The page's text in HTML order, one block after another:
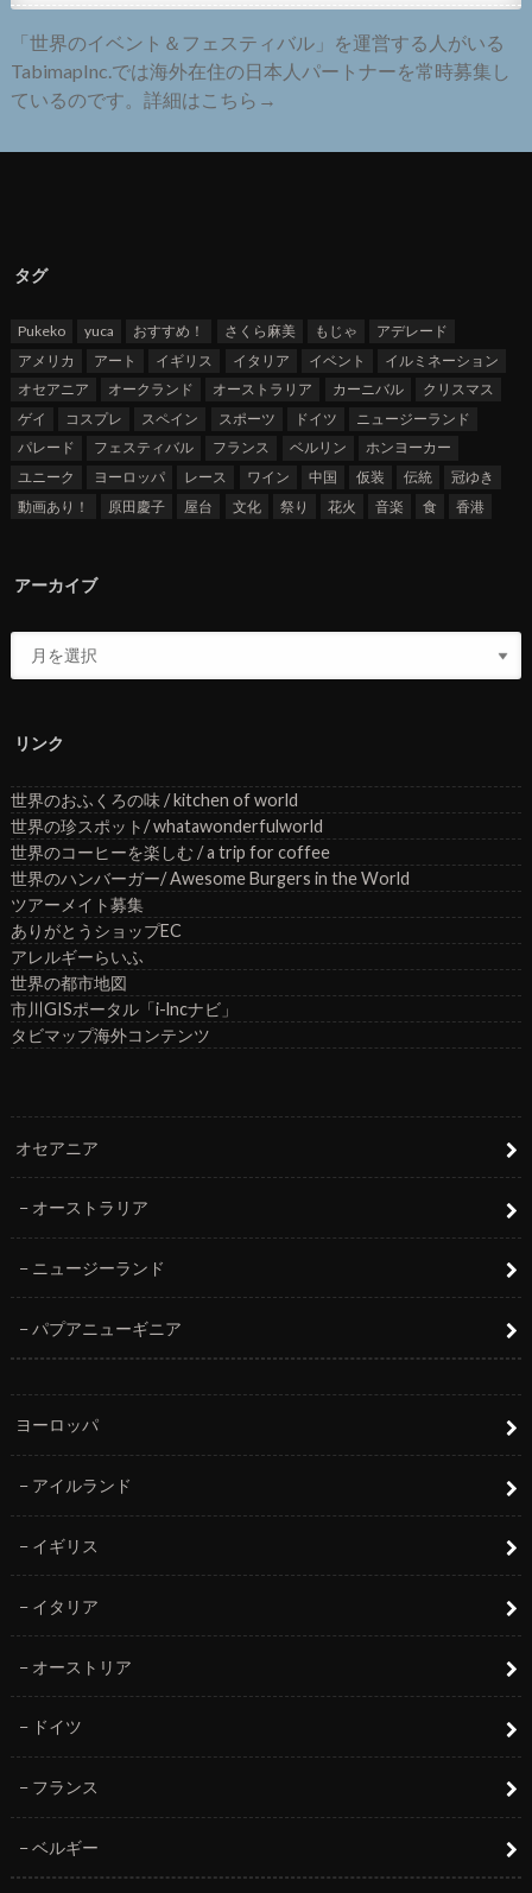
「世界のイベント＆フェスティバル」を運営する人がいる
TabimapInc.では海外在住の日本人パートナーを常時募集し
ているのです。詳細はこちら→
タグ
Pukeko yuca おすすめ！ さくら麻美 もじゃ
アデレード
アメリカ
アート イギリス イタリア イベント
イルミネーション
オセアニア
オークランド オーストラリア カーニバル
クリスマス
ゲイ
コスプレ スペイン スポーツ ドイツ
ニュージーランド
パレード
フェスティバル フランス ベルリン
ホンヨーカー
ユニーク
ヨーロッパ レース ワイン 中国 仮装 伝統
冠ゆき
動画あり！
原田慶子 屋台 文化 祭り 花火 音楽 食 香港
アーカイブ
リンク
世界のおふくろの味 / kitchen of world
世界の珍スポット/ whatawonderfulworld
世界のコーヒーを楽しむ / a trip for coffee
世界のハンバーガー/ Awesome Burgers in the World
ツアーメイト募集
ありがとうショップEC
アレルギーらいふ
世界の都市地図
市川GISポータル「i-lncナビ」
タビマップ海外コンテンツ
オセアニア
オーストラリア
ニュージーランド
パプアニューギニア
ヨーロッパ
アイルランド
イギリス
イタリア
オーストリア
ドイツ
フランス
ベルギー